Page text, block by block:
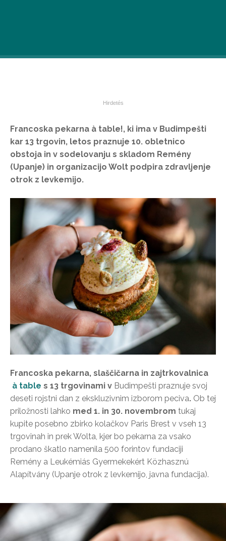
Francoska pekarna à table!, ki ima v Budimpešti
kar 13 trgovin, letos praznuje 10. obletnico
obstoja in v sodelovanju s skladom Remény
(Upanje) in organizacijo Wolt podpira zdravljenje
otrok z levkemijo.
Francoska pekarna, slaščičarna in zajtrkovalnica
à table s 13 trgovinami v Budimpešti praznuje svoj
deseti rojstni dan z ekskluzivnim izborom peciva. Ob tej
priložnosti lahko med 1. in 30. novembrom tukaj
kupite posebno zbirko kolačkov Paris Brest v vseh 13
trgovinah in prek Wolta, kjer bo pekarna za vsako
prodano škatlo namenila 500 forintov fundaciji
Remény a Leukémiás Gyermekekért Közhasznú
Alapítvány (Upanje otrok z levkemijo, javna fundacija).